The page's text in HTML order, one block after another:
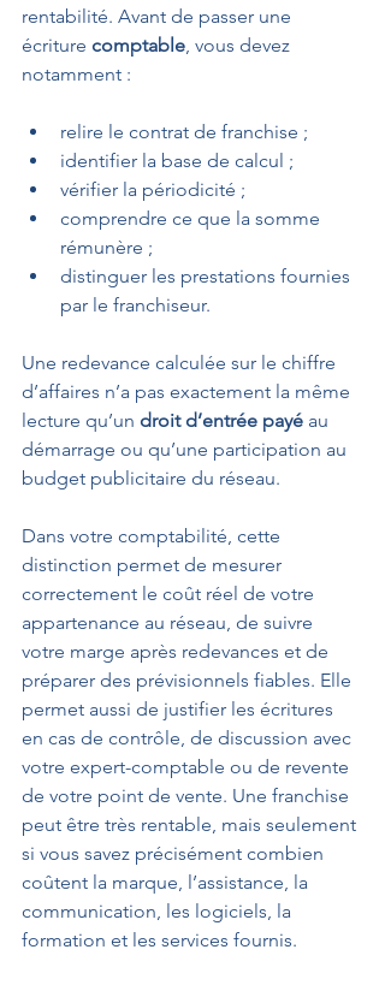
rentabilité. Avant de passer une
écriture comptable, vous devez
notamment :
relire le contrat de franchise ;
identifier la base de calcul ;
vérifier la périodicité ;
comprendre ce que la somme
rémunère ;
distinguer les prestations fournies
par le franchiseur.
Une redevance calculée sur le chiffre
d’affaires n’a pas exactement la même
lecture qu’un droit d’entrée payé au
démarrage ou qu’une participation au
budget publicitaire du réseau.
Dans votre comptabilité, cette
distinction permet de mesurer
correctement le coût réel de votre
appartenance au réseau, de suivre
votre marge après redevances et de
préparer des prévisionnels fiables. Elle
permet aussi de justifier les écritures
en cas de contrôle, de discussion avec
votre expert-comptable ou de revente
de votre point de vente. Une franchise
peut être très rentable, mais seulement
si vous savez précisément combien
coûtent la marque, l’assistance, la
communication, les logiciels, la
formation et les services fournis.